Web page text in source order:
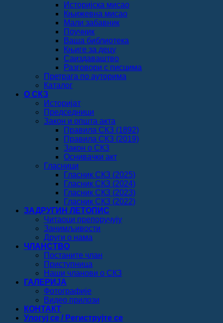
Историјска мисао
Књижевна мисао
Мали забавник
Поучник
Ваша библиотека
Књиге за децу
Саиздаваштво
Разговори с писцима
Претрага по ауторима
Каталог
О СКЗ
Историјат
Председници
Закон и општа акта
Правила СКЗ (1892)
Правила СКЗ (2019)
Закон о СКЗ
Оснивачки акт
Гласници
Гласник СКЗ (2025)
Гласник СКЗ (2024)
Гласник СКЗ (2023)
Гласник СКЗ (2022)
ЗАДРУГИН ЛЕТОПИС
Читаоци препоручују
Занимљивости
Други о нама
ЧЛАНСТВО
Постаните члан
Приступница
Наши чланови о СКЗ
ГАЛЕРИЈА
Фотографије
Видео прилози
КОНТАКТ
Улогуј се / Региструјте се